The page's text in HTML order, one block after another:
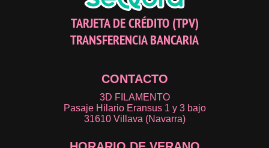
TARJETA DE CRÉDITO (TPV)
TRANSFERENCIA BANCARIA
CONTACTO
3D FILAMENTO
Pasaje Hilario Eransus 1 y 3 bajo
31610 Villava (Navarra)